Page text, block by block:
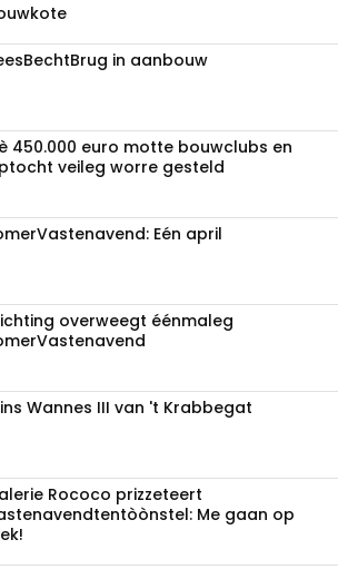
in aanbouw
450.000 euro motte bouwclubs en
veileg worre gesteld
Eén april
overweegt éénmaleg
Wannes III van 't Krabbegat
Rococo prizzeteert
Me gaan op